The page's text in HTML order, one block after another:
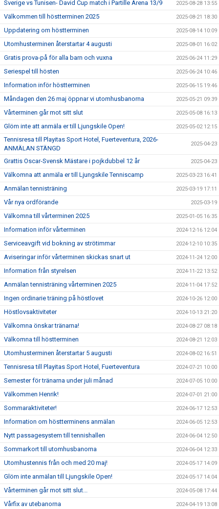
Sverige vs Tunisen- David Cup match i Partille Arena 13/9 2025-08-28 13:55
Välkommen till höstterminen 2025 2025-08-21 18:30
Uppdatering om höstterminen 2025-08-14 10:09
Utomhusterminen återstartar 4 augusti 2025-08-01 16:02
Gratis prova-på för alla barn och vuxna 2025-06-24 11:29
Seriespel till hösten 2025-06-24 10:46
Information inför höstterminen 2025-06-15 19:46
Måndagen den 26 maj öppnar vi utomhusbanorna 2025-05-21 09:39
Vårterminen går mot sitt slut 2025-05-08 16:13
Glöm inte att anmäla er till Ljungskile Open! 2025-05-02 12:15
Tennisresa till Playitas Sport Hotel, Fuerteventura, 2026-
ANMÄLAN STÄNGD
2025-04-23
Grattis Oscar-Svensk Mästare i pojkdubbel 12 år 2025-04-23
Välkomna att anmäla er till Ljungskile Tenniscamp 2025-03-23 16:41
Anmälan tennisträning 2025-03-19 17:11
Vår nya ordförande 2025-03-19
Välkomna till vårterminen 2025 2025-01-05 16:35
Information inför vårterminen 2024-12-16 12:04
Serviceavgift vid bokning av strötimmar 2024-12-10 10:35
Aviseringar inför vårterminen skickas snart ut 2024-11-24 12:00
Information från styrelsen 2024-11-22 13:52
Anmälan tennisträning vårterminen 2025 2024-11-04 17:52
Ingen ordinarie träning på höstlovet 2024-10-26 12:00
Höstlovsaktiviteter 2024-10-13 21:20
Välkomna önskar tränarna! 2024-08-27 08:18
Välkomna till höstterminen 2024-08-21 12:03
Utomhusterminen återstartar 5 augusti 2024-08-02 16:51
Tennisresa till Playitas Sport Hotel, Fuerteventura 2024-07-21 10:00
Semester för tränarna under juli månad 2024-07-05 10:00
Välkommen Henrik! 2024-07-01 21:00
Sommaraktiviteter! 2024-06-17 12:53
Information om höstterminens anmälan 2024-06-05 12:53
Nytt passagesystem till tennishallen 2024-06-04 12:50
Sommarkort till utomhusbanorna 2024-06-04 12:33
Utomhustennis från och med 20 maj! 2024-05-17 14:09
Glöm inte anmälan till Ljungskile Open! 2024-05-17 14:04
Vårterminen går mot sitt slut... 2024-05-08 17:44
Vårfix av utebanorna 2024-04-19 13:08